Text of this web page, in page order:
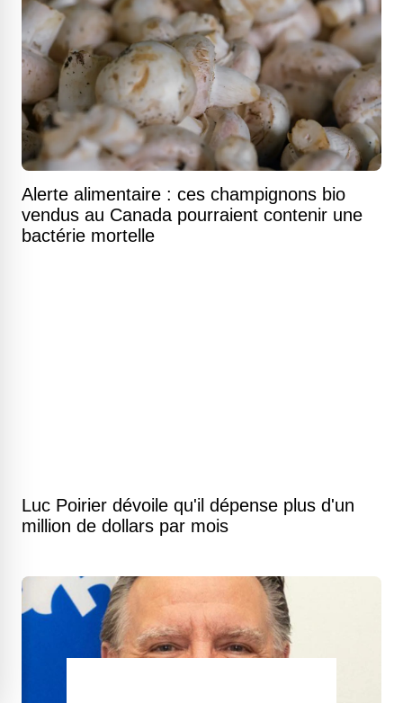
Alerte alimentaire : ces champignons bio
vendus au Canada pourraient contenir une
bactérie mortelle
Luc Poirier dévoile qu'il dépense plus d'un
million de dollars par mois